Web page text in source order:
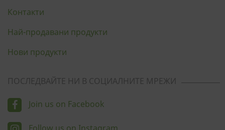
Контакти
Най-продавани продукти
Нови продукти
ПОСЛЕДВАЙТЕ НИ В СОЦИАЛНИТЕ МРЕЖИ
Join us on Facebook